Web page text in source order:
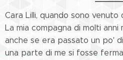
Cara Lilli, quando sono
La mia compagna di molti anni
anche se era passato un po'
una parte di me si fosse